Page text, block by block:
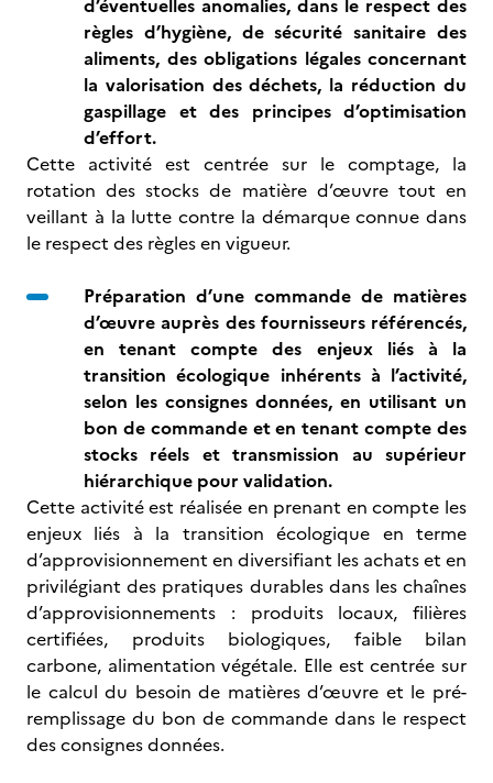
d’éventuelles anomalies, dans le respect des
règles d’hygiène, de sécurité sanitaire des
aliments, des obligations légales concernant
la valorisation des déchets, la réduction du
gaspillage et des principes d’optimisation
d’effort.
Cette activité est centrée sur le comptage, la
rotation des stocks de matière d’œuvre tout en
veillant à la lutte contre la démarque connue dans
le respect des règles en vigueur.
Préparation d’une commande de matières
d’œuvre auprès des fournisseurs référencés,
en tenant compte des enjeux liés à la
transition écologique inhérents à l’activité,
selon les consignes données, en utilisant un
bon de commande et en tenant compte des
stocks réels et transmission au supérieur
hiérarchique pour validation.
Cette activité est réalisée en prenant en compte les
enjeux liés à la transition écologique en terme
d’approvisionnement en diversifiant les achats et en
privilégiant des pratiques durables dans les chaînes
d’approvisionnements : produits locaux, filières
certifiées, produits biologiques, faible bilan
carbone, alimentation végétale. Elle est centrée sur
le calcul du besoin de matières d’œuvre et le pré-
remplissage du bon de commande dans le respect
des consignes données.